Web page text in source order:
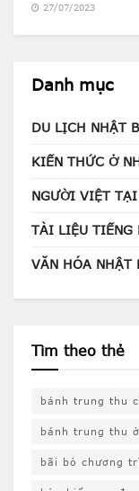
27/07/2023
Danh mục
DU LỊCH NHẬT
KIẾN THỨC Ở
NGƯỜI VIỆT
TÀI LIỆU TIẾNG
VĂN HÓA NHẬT
Tìm theo thẻ
bánh trung thu
bánh trung thu
bãi bỏ chương